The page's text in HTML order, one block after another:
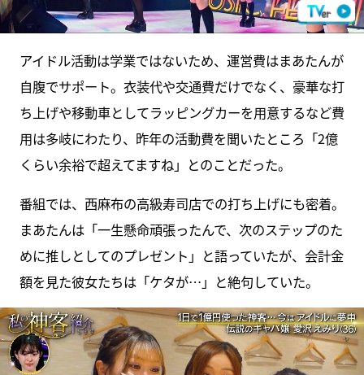
アイドル活動は学業ではないため、運営費はまあたんが
自腹でサポート。衣装代や交通費だけでなく、豪華な打
ち上げや移動車としてラッピングカーを用意するなど費
用は多岐にわたり、昨年の活動費を聞いたところ「2億
くらい余裕で超えてますね」とのことだった。
番組では、西麻布の高級寿司店での打ち上げにも密着。
まあたんは「一生懸命頑張ったんで、次のステップのた
めに推しとしてのプレゼント」と語っていたが、会計金
額を見た彼女たちは「ケタが…」と絶句していた。